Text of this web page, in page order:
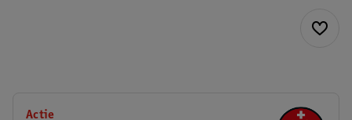
Actie